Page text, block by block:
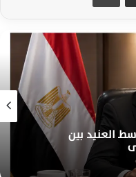
العنيد بين